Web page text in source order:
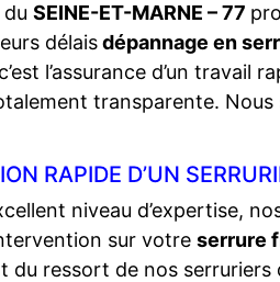
SEINE-ET-MARNE – 77
délaisdépannage en
l’assurance d’un travail
transparente. Nous
RAPIDE D’UN
niveau d’expertise,
sur votre serrure
du ressort de nos